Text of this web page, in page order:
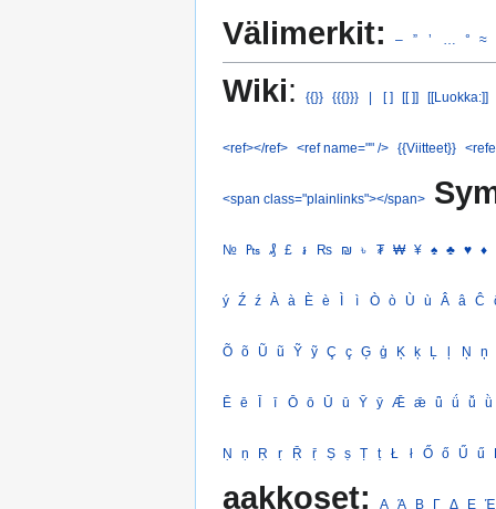
Välimerkit: – ” ’ ° ≈
Wiki: {{}} {{{}}} | [ ] [[ ]] [[Luokka:]]
<ref></ref> <ref name="" /> {{Viitteet}}
<span class="plainlinks"></span>
№ ₧ ₰ £ ៛ ₨ ₪ ৳ ₮ ₩ ¥ ♠ ♣ ♥ ♦
ý Ź ź À à È è Ì ì Ò ò Ù ù Â â Ĉ
Õ õ Ũ ũ Ỹ ỹ Ç ç Ģ ģ Ķ ķ Ļ ļ Ņ ņ
Ē ē Ī ī Ō ō Ū ū Ȳ ȳ Ǣ ǣ ǖ ǘ ǚ ǜ
Ṇ ṇ Ṛ ṛ Ṝ ṝ Ṣ ṣ Ṭ ṭ Ł ł Ő ő Ű ű
aakkoset: Α Ά Β Γ Δ Ε Έ